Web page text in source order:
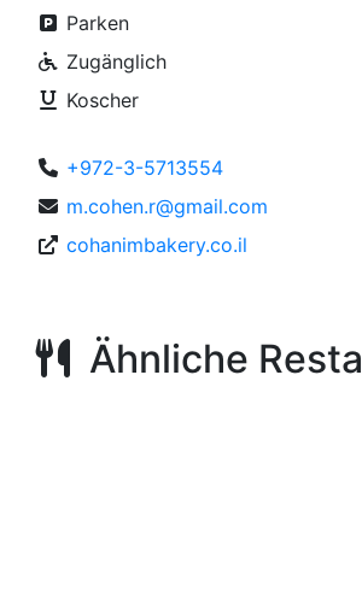
Parken
Zugänglich
Koscher
+972-3-5713554
m.cohen.r@gmail.com
cohanimbakery.co.il
Ähnliche